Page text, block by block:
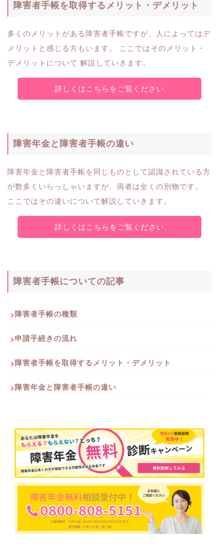
障害者手帳を取得するメリット・デメリット
多くのメリットがある障害者手帳ですが、人によってはデ
メリットと感じる方もいます。 ここではそのメリット・
デメリットについて 解説していきます。
詳しくはこちらをご覧ください
障害年金と障害者手帳の違い
障害年金と障害者手帳を同じものとして認識されている方
が数多くいらっしゃいますが、両者は全くの別物です。
ここではその違いについて解説していきます。
詳しくはこちらをご覧ください
障害者手帳についての記事
障害者手帳の種類
申請手続きの流れ
障害者手帳を取得するメリット・デメリット
障害年金と障害者手帳の違い